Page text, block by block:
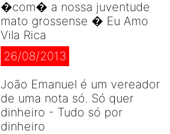
�com� a nossa juventude
mato grossense � Eu Amo
Vila Rica
26/08/2013
João Emanuel é um vereador
de uma nota só. Só quer
dinheiro - Tudo só por
dinheiro